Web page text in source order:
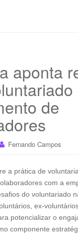
aponta
de
Fernando Campos
a prática de
com a
do voluntariado
ex-
potencializar o
componente